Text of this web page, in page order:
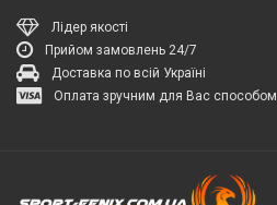
Лідер якості
Прийом замовлень 24/7
Доставка по всій Україні
Оплата зручним для Вас способом